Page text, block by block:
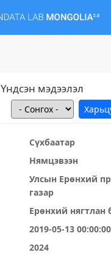
Үндсэн мэдээлэл
Сүхбаатар
Нямцэвээн
Улсын Ерөнхий
газар
Ерөнхий нягтлан
2019-05-13
2024